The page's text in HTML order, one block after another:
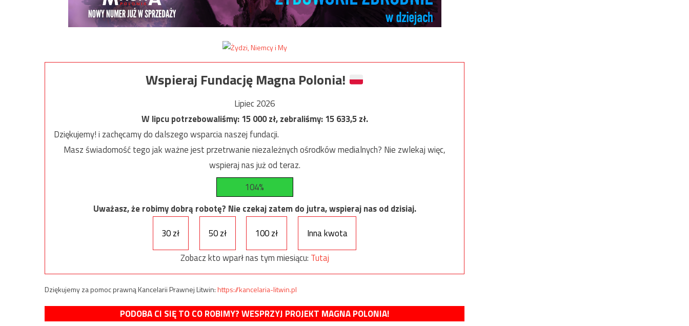
Wspieraj Fundację Magna Polonia!
Lipiec 2026
W lipcu potrzebowaliśmy:15 000zł, zebraliśmy:15 633,5zł.
Dziękujemy! i zachęcamy do dalszego wsparcia naszej fundacji.
Masz świadomość tego jak ważne jest przetrwanie niezależnych ośrodków medialnych? Nie zwlekaj więc,
wspieraj nas już od teraz.
104%
Uważasz, że robimy dobrą robotę? Nie czekaj zatem do jutra, wspieraj nas od dzisiaj.
30 zł
50 zł 100 zł
Inna kwota
Zobacz kto wparł nas tym miesiącu: Tutaj
Dziękujemy za pomoc prawną Kancelarii Prawnej Litwin:https://kancelaria-litwin.pl
PODOBA CI SIĘ TO CO ROBIMY? WESPRZYJ PROJEKT MAGNA POLONIA!